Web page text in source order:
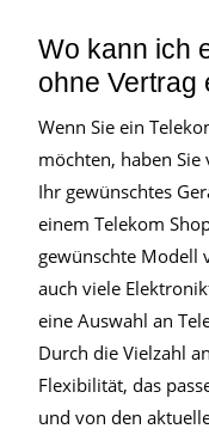
Wo kann ich
ohne Vertrag
Wenn Sie ein
möchten, haben
Ihr gewünschtes
einem Telekom
gewünschte Modell
auch viele
eine Auswahl an
Durch die Vielzahl
Flexibilität, das
und von den